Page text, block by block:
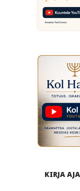
KIRJA